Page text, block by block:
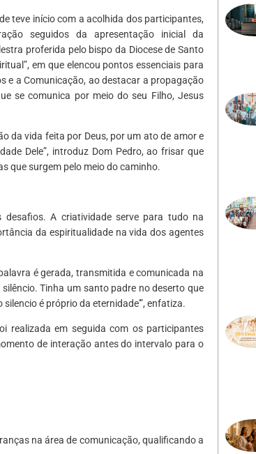
teve início com a acolhida dos participantes,
seguidos da apresentação inicial da
proferida pelo bispo da Diocese de Santo
em que elencou pontos essenciais para
e a Comunicação, ao destacar a propagação
se comunica por meio do seu Filho, Jesus
da vida feita por Deus, por um ato de amor e
Dele”, introduz Dom Pedro, ao frisar que
que surgem pelo meio do caminho.
A criatividade serve para tudo na
da espiritualidade na vida dos agentes
é gerada, transmitida e comunicada na
Tinha um santo padre no deserto que
é próprio da eternidade'”, enfatiza.
realizada em seguida com os participantes
de interação antes do intervalo para o
na área de comunicação, qualificando a